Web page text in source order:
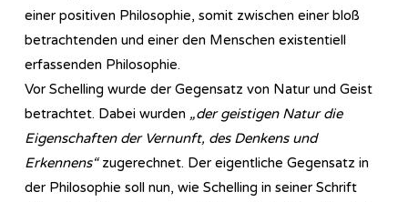
einer positiven Philosophie, somit zwischen einer bloß
betrachtenden und einer den Menschen existentiell
erfassenden Philosophie.
Vor Schelling wurde der Gegensatz von Natur und Geist
betrachtet. Dabei wurden „der geistigen Natur die
Eigenschaften der Vernunft, des Denkens und
Erkennens“zugerechnet. Der eigentliche Gegensatz in
der Philosophie soll nun, wie Schelling in seiner Schrift